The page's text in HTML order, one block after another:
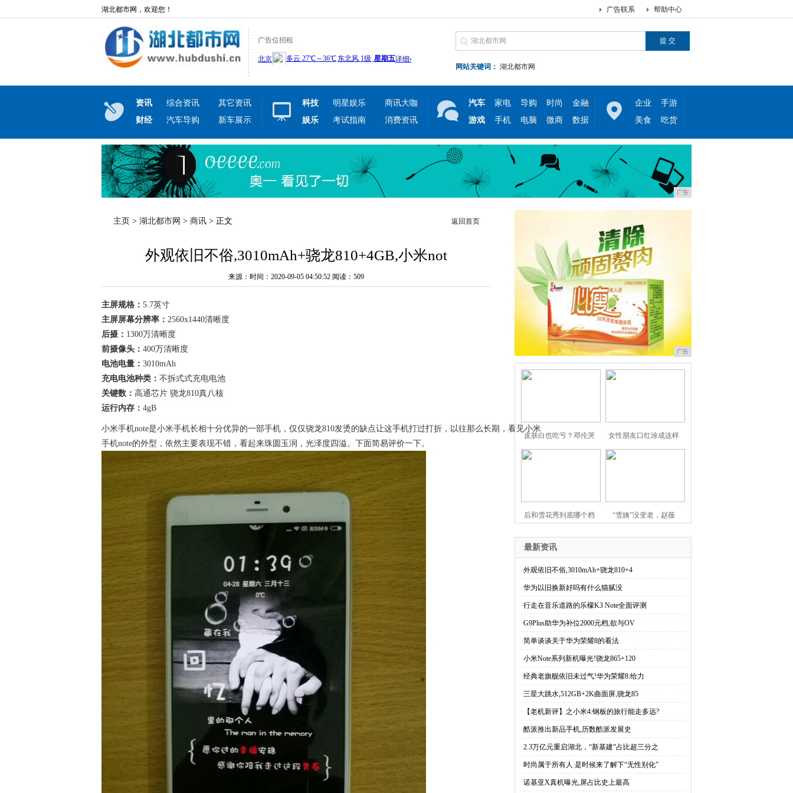
湖北都市网，欢迎您！ 帮助中心
广告联系
广告位招租
网站关键词： 湖北都市网
资讯 综合资讯
其它资讯
财经
汽车导购 新车展示
科技 明星娱乐
商讯大咖
娱乐
考试指南 消费资讯
汽车 家电 导购 时尚
金融
游戏
手机 电脑 微商 数据
企业
手游
美食
吃货
广告
主页 > 湖北都市网 > 商讯 > 正文 返回首页
外观依旧不俗,3010mAh+骁龙810+4GB,小米not
来源：时间：2020-09-05 04:50:52 阅读：509
主屏规格： 5.7英寸
主屏屏幕分辨率： 2560x1440清晰度
后摄： 1300万清晰度
前摄像头： 400万清晰度
电池电量： 3010mAh
充电电池种类： 不拆式式充电电池
关键数： 高通芯片 骁龙810真八核
运行内存： 4gB
小米手机note是小米手机长相十分优异的一部手机，仅仅骁龙810发烫的缺点让这手机打过打折，以往那么长期，看见小米
手机note的外型，依然主要表现不错，看起来珠圆玉润，光泽度四溢。下面简易评价一下。
广告
皮肤白也吃亏？邓伦哭 女性朋友口红涂成这样
后和雪花秀到底哪个档 “雪姨”没变老，赵薇
最新资讯
·外观依旧不俗,3010mAh+骁龙810+4
·华为以旧换新好吗有什么猫腻没
·行走在音乐道路的乐檬K3 Note全面评测
·G9Plus助华为补位2000元档,欲与OV
·简单谈谈关于华为荣耀8的看法
·小米Note系列新机曝光!骁龙865+120
·经典老旗舰依旧未过气!华为荣耀8:给力
·三星大跳水,512GB+2K曲面屏,骁龙85
· 【老机新评】之小米4:钢板的旅行能走多远?
·酷派推出新品手机,历数酷派发展史
·2.3万亿元重启湖北，“新基建”占比超三分之
·时尚属于所有人 是时候来了解下“无性别化”
·诺基亚X真机曝光,屏占比史上最高